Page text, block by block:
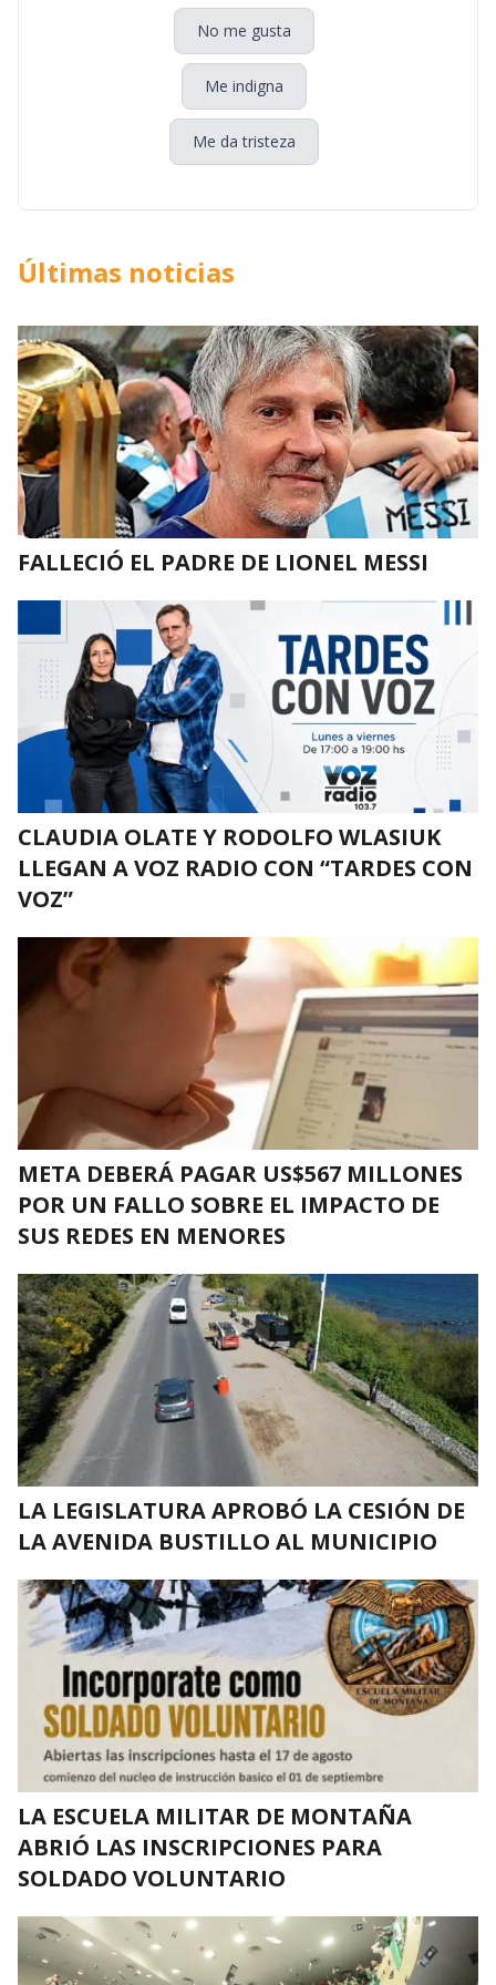
No me gusta
Me indigna
Me da tristeza
Últimas noticias
FALLECIÓ EL PADRE DE LIONEL MESSI
CLAUDIA OLATE Y RODOLFO WLASIUK
LLEGAN A VOZ RADIO CON “TARDES CON
VOZ”
META DEBERÁ PAGAR US$567 MILLONES
POR UN FALLO SOBRE EL IMPACTO DE
SUS REDES EN MENORES
LA LEGISLATURA APROBÓ LA CESIÓN DE
LA AVENIDA BUSTILLO AL MUNICIPIO
LA ESCUELA MILITAR DE MONTAÑA
ABRIÓ LAS INSCRIPCIONES PARA
SOLDADO VOLUNTARIO